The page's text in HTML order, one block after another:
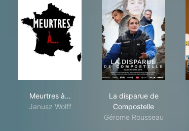
Meurtres à...
Janusz Wolff
La disparue de
Compostelle
Gérome Rousseau